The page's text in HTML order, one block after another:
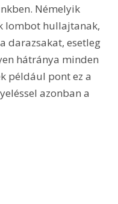
Némelyik
lombot hullajtanak,
darazsakat, esetleg
hátránya minden
például pont ez a
azonban a